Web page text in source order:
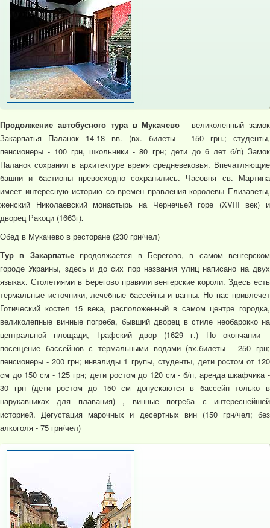
Продолжение автобусного тура в Мукачево - великолепный замок
Закарпатья Паланок 14-18 вв. (вх. билеты - 150 грн.; студенты,
пенсионеры - 100 грн, школьники - 80 грн; дети до 6 лет б/п) Замок
Паланок сохранил в архитектуре время средневековья. Впечатляющие
башни и бастионы превосходно сохранились. Часовня св. Мартина
имеет интересную историю со времен правления королевы Елизаветы,
женский Николаевский монастырь на Чернечьей горе (XVIII век) и
дворец Ракоци (1663г).
Обед в Мукачево в ресторане (230 грн/чел)
Тур в Закарпатьепродолжается в Берегово, в самом венгерском
городе Украины, здесь и до сих пор названия улиц написано на двух
языках. Столетиями в Берегово правили венгерские короли. Здесь есть
термальные источники, лечебные бассейны и ванны. Но нас привлечет
Готический костел 15 века, расположенный в самом центре городка,
великолепные винные погреба, бывший дворец в стиле необарокко на
центральной площади, Графский двор (1629 г.) По окончании -
посещение бассейнов с термальными водами (вх.билеты - 250 грн;
пенсионеры - 200 грн; инвалиды 1 групы, студенты, дети ростом от 120
см до 150 см - 125 грн; дети ростом до 120 см - б/п, аренда шкафчика -
30 грн (дети ростом до 150 см допускаются в бассейн только в
нарукавниках для плавания) , винные погреба с интереснейшей
историей. Дегустация марочных и десертных вин (150 грн/чел; без
алкоголя - 75 грн/чел)